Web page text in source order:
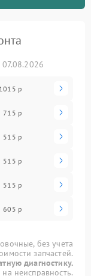
1015 р
715 р
515 р
515 р
515 р
605 р
без учета
запчастей.
диагностику.
неисправность.